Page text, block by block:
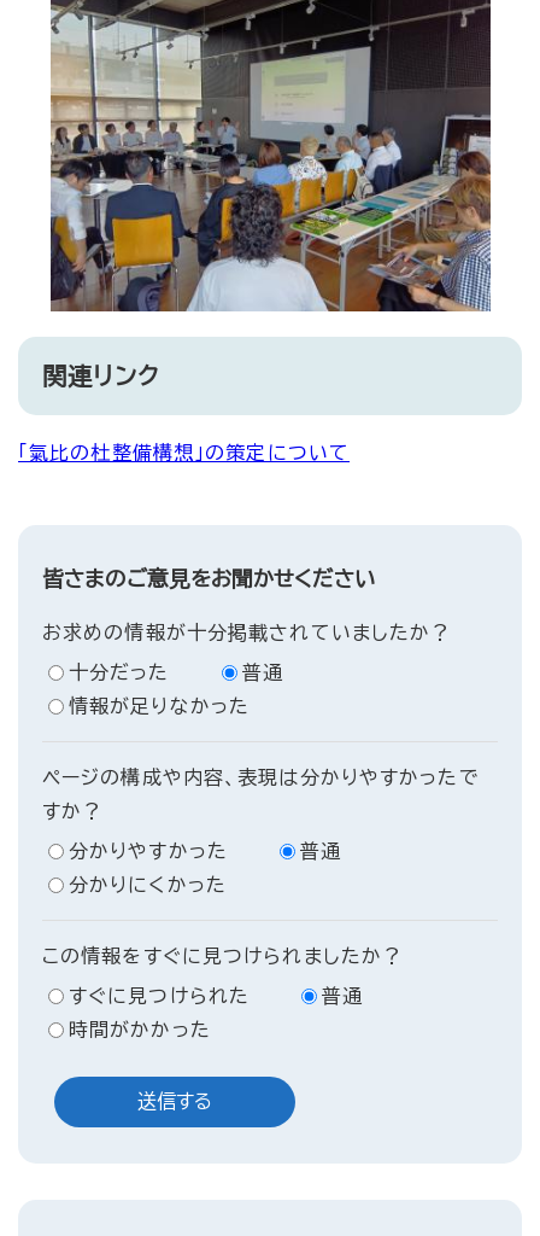
関連リンク
「氣比の杜整備構想」の策定について
皆さまのご意見をお聞かせください
お求めの情報が十分掲載されていましたか？
十分だった
普通
情報が足りなかった
ページの構成や内容、表現は分かりやすかったで
すか？
分かりやすかった
普通
分かりにくかった
この情報をすぐに見つけられましたか？
すぐに見つけられた
普通
時間がかかった